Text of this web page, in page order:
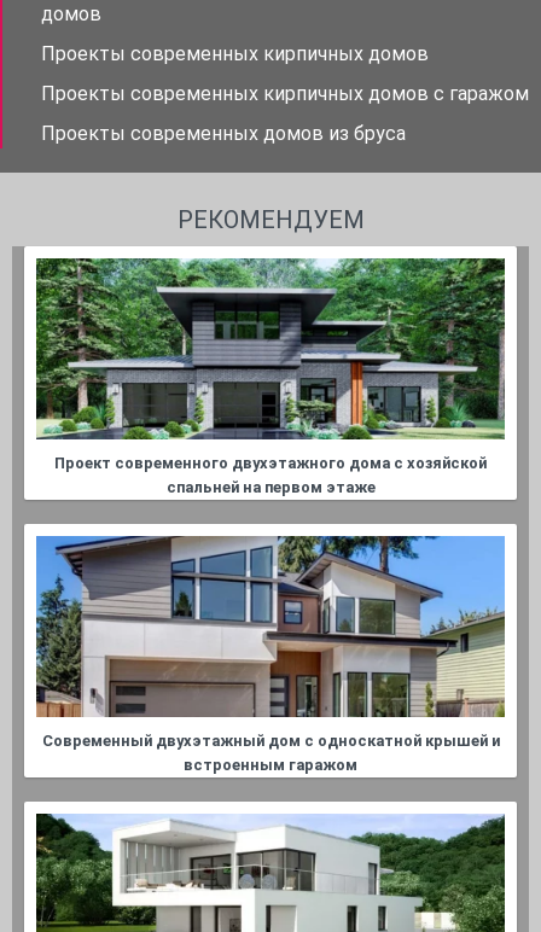
домов
Проекты современных кирпичных домов
Проекты современных кирпичных домов с гаражом
Проекты современных домов из бруса
РЕКОМЕНДУЕМ
Проект современного двухэтажного дома с хозяйской
спальней на первом этаже
Cовременный двухэтажный дом с односкатной крышей и
встроенным гаражом